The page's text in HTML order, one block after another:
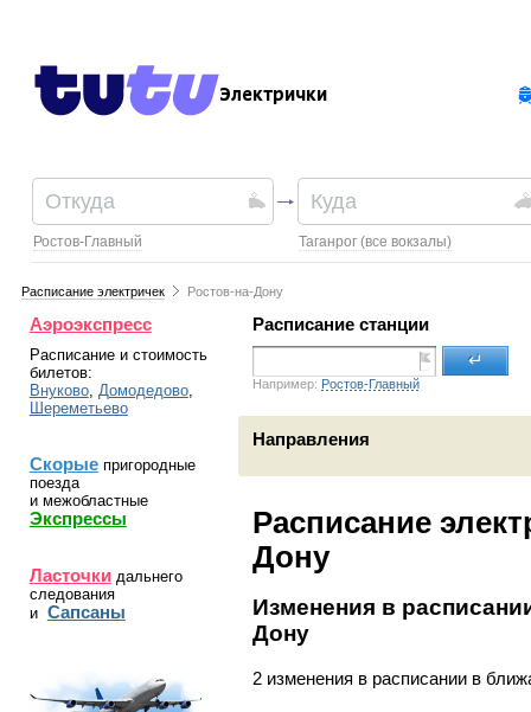
Электрички
Ростов-Главный Таганрог (все вокзалы)
Расписание электричек Ростов-на-Дону
Аэроэкспресс
Расписание и стоимость
билетов:
Внуково, Домодедово,
Шереметьево
Скорые пригородные
поезда
и межобластные
Экспрессы
Ласточкидальнего
следования
и Сапсаны
Расписание станции
Например: Ростов-Главный
↵
Направления
Расписание
Дону
Изменения в
Дону
2 изменения в расписании в